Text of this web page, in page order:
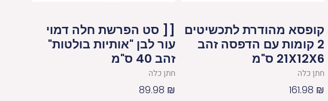
קופסא מהודרת לתכשיטים
2 קומות עם הדפסה זהב
21X12X6 ס"מ
חתן כלה
161.98 ₪
[[ סט הפרשת חלה דמוי
עור לבן "אותיות בולטות"
זהב 40 ס"מ
חתן כלה
89.98 ₪